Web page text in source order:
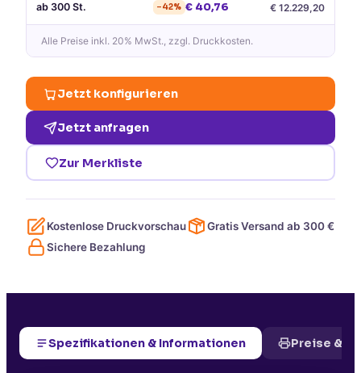
ab 300 St. −42% € 40,76 € 12.229,20
Alle Preise inkl. 20% MwSt., zzgl. Druckkosten.
Jetzt konfigurieren
Jetzt anfragen
Zur Merkliste
Kostenlose Druckvorschau Gratis Versand ab 300€
Sichere Bezahlung
Spezifikationen & Informationen Preise &